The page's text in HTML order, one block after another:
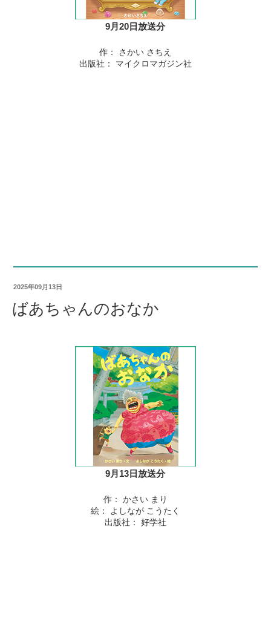
9月20日放送分
作： さかい さちえ
出版社： マイクロマガジン社
2025年09月13日
ばあちゃんのおなか
9月13日放送分
作： かさい まり
絵： よしなが こうたく
出版社： 好学社